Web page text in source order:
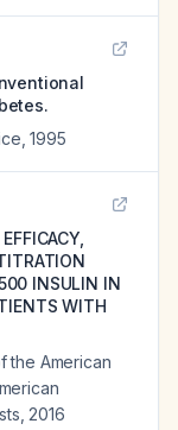
,1995
INSULIN IN
WITH
the American
2016